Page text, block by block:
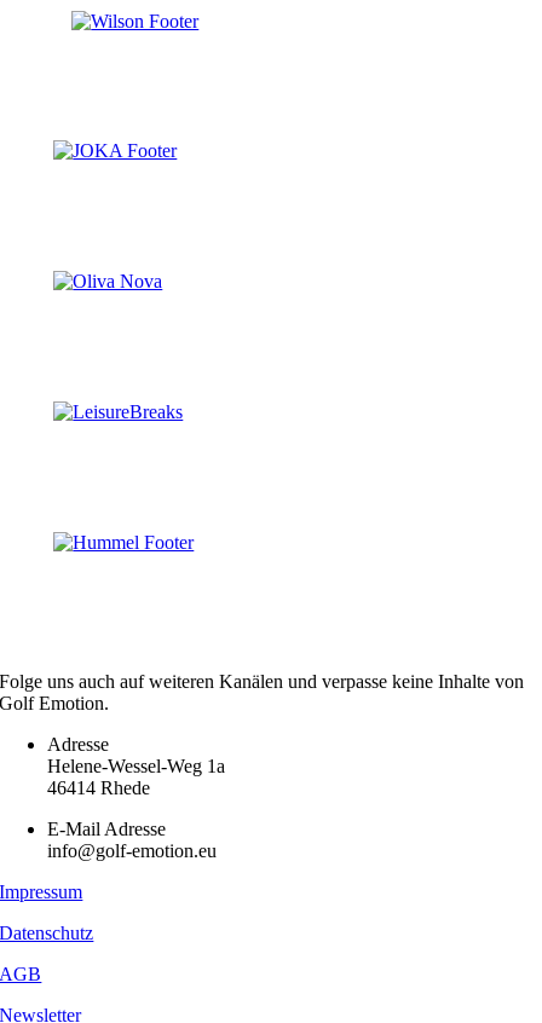
Folge uns auch auf weiteren Kanälen und verpasse keine Inhalte von
Golf Emotion.
Adresse
Helene-Wessel-Weg 1a
46414 Rhede
E-Mail Adresse
info@golf-emotion.eu
Impressum
Datenschutz
AGB
Newsletter